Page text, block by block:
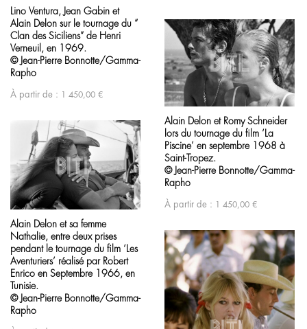
Lino Ventura, Jean Gabin et
Alain Delon sur le tournage du “
Clan des Siciliens” de Henri
Verneuil, en 1969.
© Jean-Pierre Bonnotte/Gamma-
Rapho
À partir de : 1 450,00 €
Alain Delon et Romy Schneider
lors du tournage du film ‘La
Piscine’ en septembre 1968 à
Saint-Tropez.
© Jean-Pierre Bonnotte/Gamma-
Rapho
À partir de : 1 450,00 €
Alain Delon et sa femme
Nathalie, entre deux prises
pendant le tournage du film ‘Les
Aventuriers’ réalisé par Robert
Enrico en Septembre 1966, en
Tunisie.
© Jean-Pierre Bonnotte/Gamma-
Rapho